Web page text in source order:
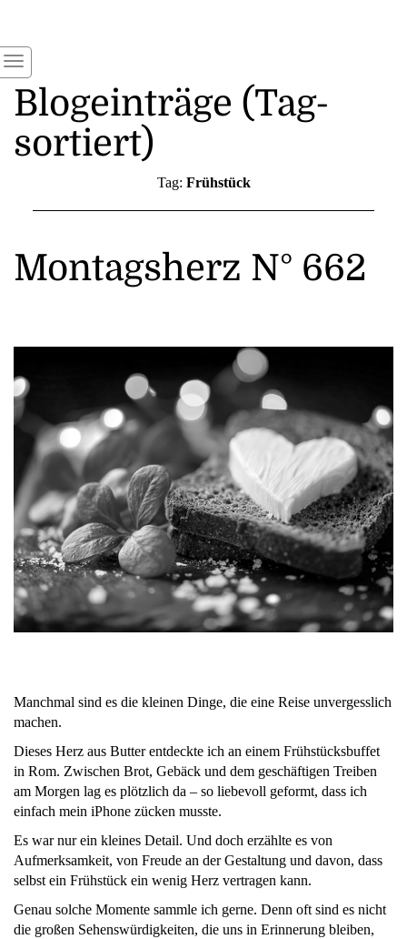
Blogeinträge (Tag-
sortiert)
Tag: Frühstück
Montagsherz N° 662
Manchmal sind es die kleinen Dinge, die eine Reise unvergesslich
machen.
Dieses Herz aus Butter entdeckte ich an einem Frühstücksbuffet
in Rom. Zwischen Brot, Gebäck und dem geschäftigen Treiben
am Morgen lag es plötzlich da – so liebevoll geformt, dass ich
einfach mein iPhone zücken musste.
Es war nur ein kleines Detail. Und doch erzählte es von
Aufmerksamkeit, von Freude an der Gestaltung und davon, dass
selbst ein Frühstück ein wenig Herz vertragen kann.
Genau solche Momente sammle ich gerne. Denn oft sind es nicht
die großen Sehenswürdigkeiten, die uns in Erinnerung bleiben,